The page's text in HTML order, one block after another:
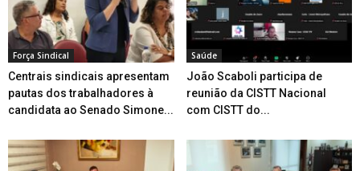
Força Sindical
Centrais sindicais apresentam
pautas dos trabalhadores à
candidata ao Senado Simone...
Saúde
João Scaboli participa de
reunião da CISTT Nacional
com CISTT do...